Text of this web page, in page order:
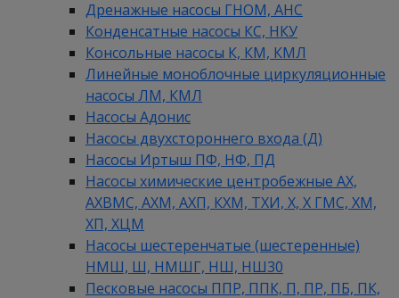
Дренажные насосы ГНОМ, АНС
Конденсатные насосы КС, НКУ
Консольные насосы К, КМ, КМЛ
Линейные моноблочные циркуляционные
насосы ЛМ, КМЛ
Насосы Адонис
Насосы двухстороннего входа (Д)
Насосы Иртыш ПФ, НФ, ПД
Насосы химические центробежные АХ,
АХВМС, АХМ, АХП, КХМ, ТХИ, Х, Х ГМС, ХМ,
ХП, ХЦМ
Насосы шестеренчатые (шестеренные)
НМШ, Ш, НМШГ, НШ, НШ30
Песковые насосы ППР, ППК, П, ПР, ПБ, ПК,